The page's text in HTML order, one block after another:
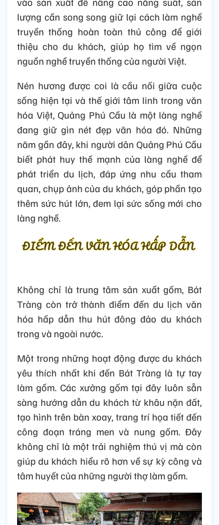
lượng cần song song giữ lại cách làm nghề
truyền thống hoàn toàn thủ công để giới
thiệu cho du khách, giúp họ tìm về ngọn
nguồn nghề truyền thống của người Việt.
Nén hương được coi là cầu nối giữa cuộc
sống hiện tại và thế giới tâm linh trong văn
hóa Việt, Quảng Phú Cầu là một làng nghề
đang giữ gìn nét đẹp văn hóa đó. Những
năm gần đây, khi người dân Quảng Phú Cầu
biết phát huy thế mạnh của làng nghề để
phát triển du lịch, đáp ứng nhu cầu tham
quan, chụp ảnh của du khách, góp phần tạo
thêm sức hút lớn, đem lại sức sống mới cho
làng nghề.
Không chỉ là trung tâm sản xuất gốm, Bát
Tràng còn trở thành điểm đến du lịch văn
hóa hấp dẫn thu hút đông đảo du khách
trong và ngoài nước.
Một trong những hoạt động được du khách
yêu thích nhất khi đến Bát Tràng là tự tay
làm gốm. Các xưởng gốm tại đây luôn sẵn
sàng hướng dẫn du khách từ khâu nặn đất,
tạo hình trên bàn xoay, trang trí họa tiết đến
công đoạn tráng men và nung gốm. Đây
không chỉ là một trải nghiệm thú vị mà còn
giúp du khách hiểu rõ hơn về sự kỳ công và
tâm huyết của những người thợ làm gốm.